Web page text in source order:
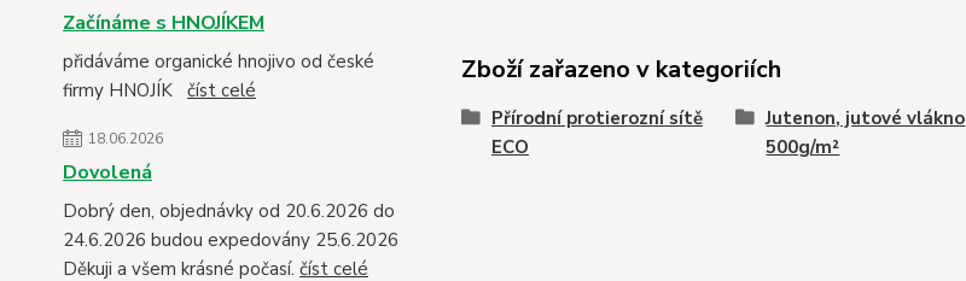
Začínáme s HNOJÍKEM
přidáváme organické hnojivo od české
firmy HNOJÍK číst celé
18.06.2026
Dovolená
Dobrý den, objednávky od 20.6.2026 do
24.6.2026 budou expedovány 25.6.2026
Děkuji a všem krásné počasí. číst celé
Zboží zařazeno v kategoriích
Přírodní protierozní sítě
ECO
Jutenon, jutové vlákno
500g/m²